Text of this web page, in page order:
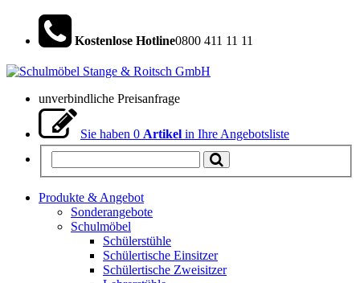
Kostenlose Hotline0800 411 11 11
unverbindliche Preisanfrage
Sie haben 0 Artikel in Ihre Angebotsliste
Produkte & Angebot
Sonderangebote
Schulmöbel
Schülerstühle
Schülertische Einsitzer
Schülertische Zweisitzer